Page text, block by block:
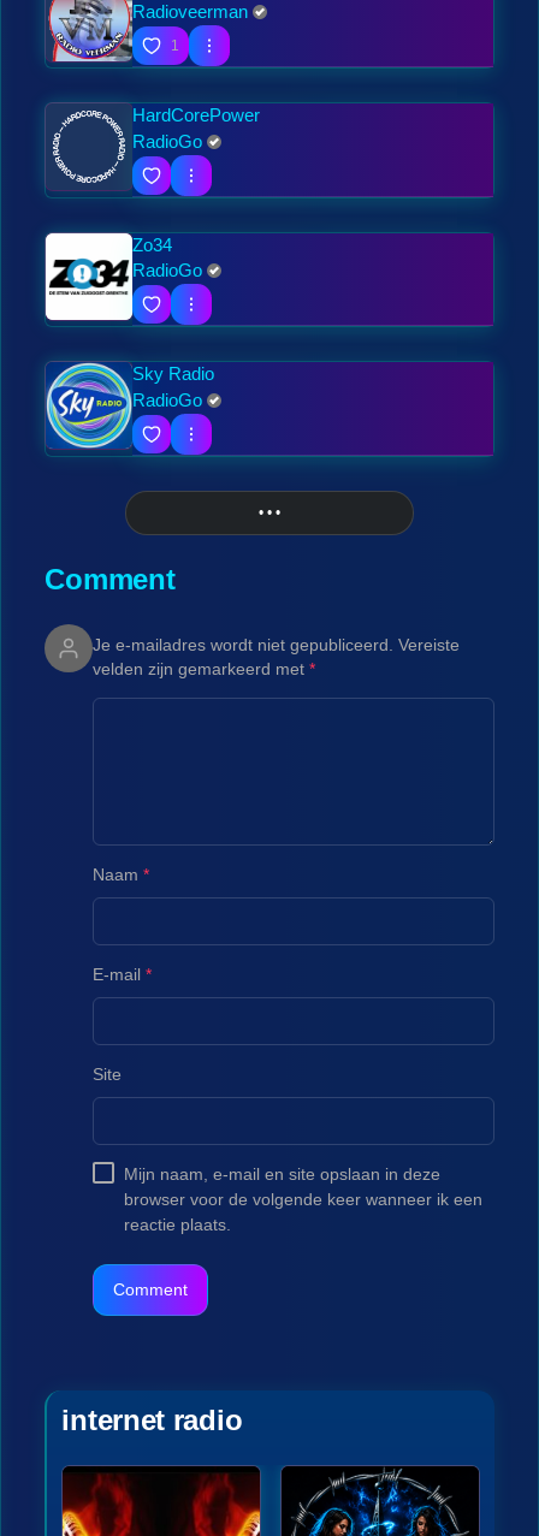
Radioveerman
1
HardCorePower
RadioGo
Zo34
RadioGo
Sky Radio
RadioGo
• • •
Comment
Je e-mailadres wordt niet gepubliceerd.
Vereiste
velden zijn gemarkeerd met*
Naam*
E-mail*
Site
Mijn naam, e-mail en site opslaan in deze
browser voor de volgende keer wanneer ik een
reactie plaats.
internet radio